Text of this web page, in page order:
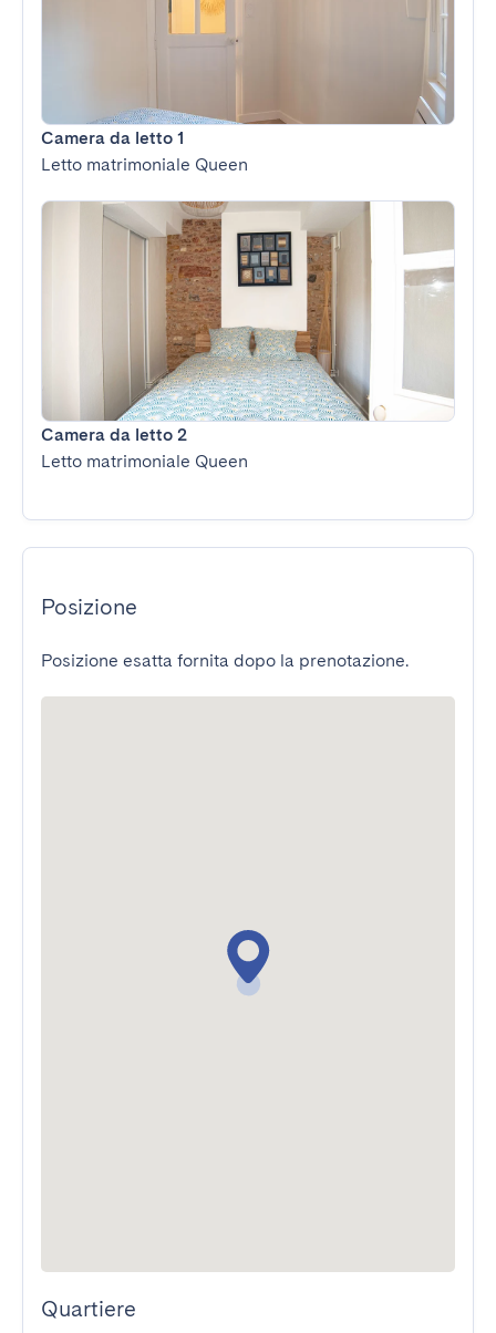
Camera da letto 1
Letto matrimoniale Queen
Camera da letto 2
Letto matrimoniale Queen
Posizione
Posizione esatta fornita dopo la prenotazione.
Quartiere